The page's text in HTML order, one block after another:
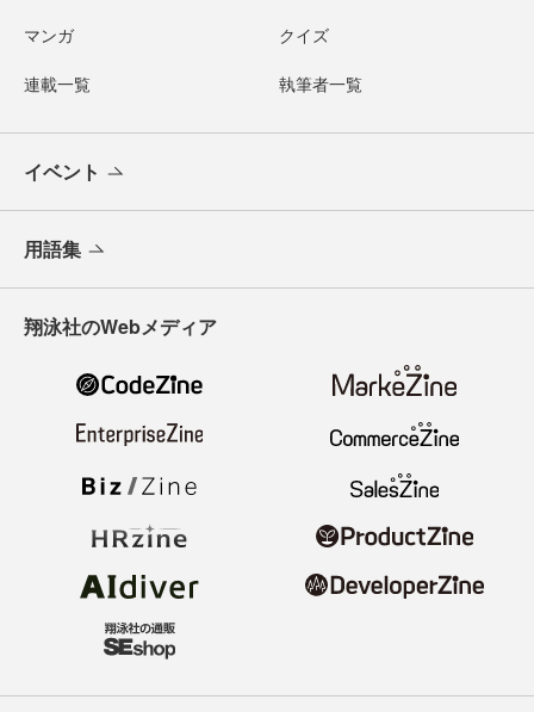
マンガ クイズ
連載一覧 執筆者一覧
イベント
用語集
翔泳社のWebメディア